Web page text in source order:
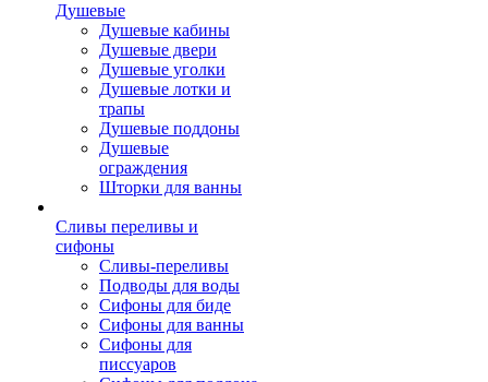
Душевые
Душевые кабины
Душевые двери
Душевые уголки
Душевые лотки и
трапы
Душевые поддоны
Душевые
ограждения
Шторки для ванны
Сливы переливы и
сифоны
Сливы-переливы
Подводы для воды
Сифоны для биде
Сифоны для ванны
Сифоны для
писсуаров